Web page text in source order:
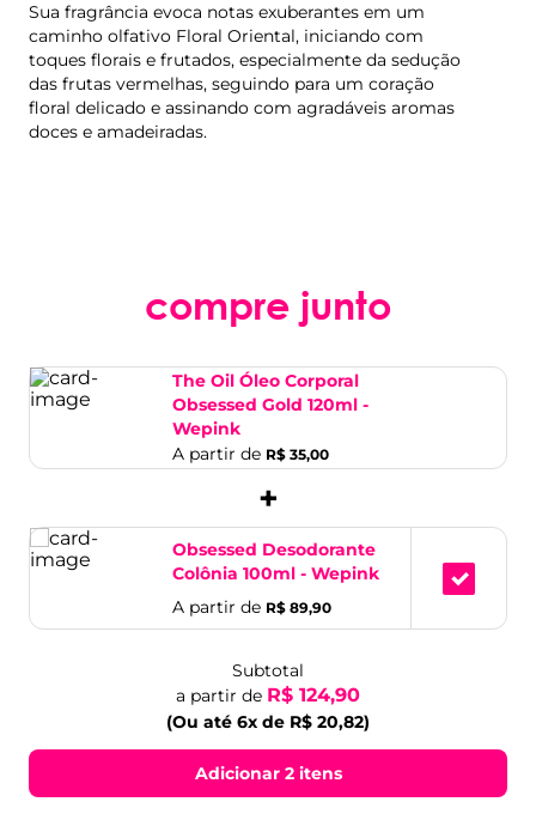
Sua fragrância evoca notas exuberantes em um
caminho olfativo Floral Oriental, iniciando com
toques florais e frutados, especialmente da sedução
das frutas vermelhas, seguindo para um coração
floral delicado e assinando com agradáveis aromas
doces e amadeiradas.
compre junto
The Oil Óleo Corporal
Obsessed Gold 120ml -
Wepink
A partir de R$ 35,00
+
Obsessed Desodorante
Colônia 100ml - Wepink
A partir de R$ 89,90
Subtotal
a partir de R$ 124,90
(Ou até 6x de R$ 20,82)
Adicionar 2 itens